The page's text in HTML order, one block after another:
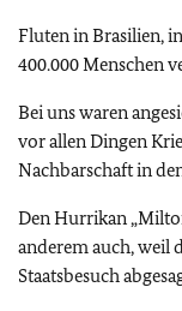
Fluten in Brasilien,
400.000 Menschen
Bei uns waren
vor allen Dingen
Nachbarschaft in
Den Hurrikan
anderem auch, weil
Staatsbesuch